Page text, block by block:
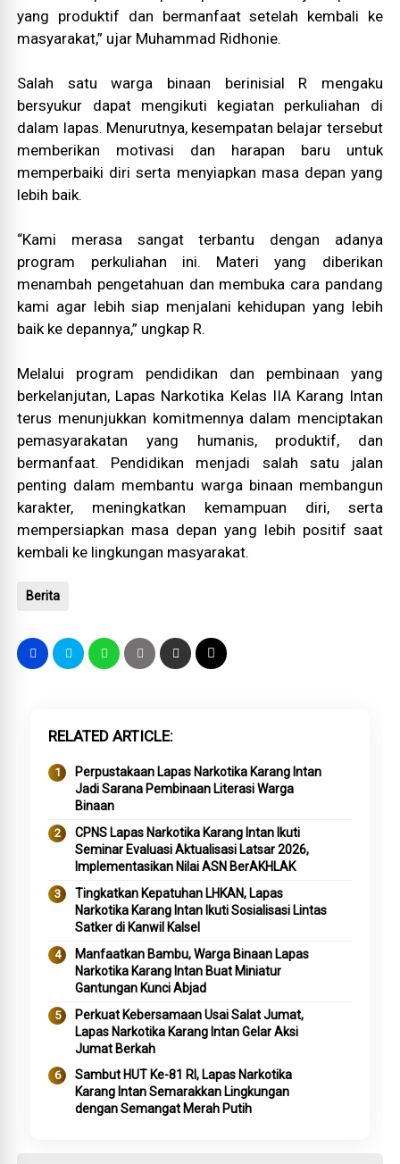
yang produktif dan bermanfaat setelah kembali ke
masyarakat,” ujar Muhammad Ridhonie.
Salah satu warga binaan berinisial R mengaku
bersyukur dapat mengikuti kegiatan perkuliahan di
dalam lapas. Menurutnya, kesempatan belajar tersebut
memberikan motivasi dan harapan baru untuk
memperbaiki diri serta menyiapkan masa depan yang
lebih baik.
“Kami merasa sangat terbantu dengan adanya
program perkuliahan ini. Materi yang diberikan
menambah pengetahuan dan membuka cara pandang
kami agar lebih siap menjalani kehidupan yang lebih
baik ke depannya,” ungkap R.
Melalui program pendidikan dan pembinaan yang
berkelanjutan, Lapas Narkotika Kelas IIA Karang Intan
terus menunjukkan komitmennya dalam menciptakan
pemasyarakatan yang humanis, produktif, dan
bermanfaat. Pendidikan menjadi salah satu jalan
penting dalam membantu warga binaan membangun
karakter, meningkatkan kemampuan diri, serta
mempersiapkan masa depan yang lebih positif saat
kembali ke lingkungan masyarakat.
Berita
RELATED ARTICLE
Perpustakaan Lapas Narkotika Karang Intan
Jadi Sarana Pembinaan Literasi Warga
Binaan
CPNS Lapas Narkotika Karang Intan Ikuti
Seminar Evaluasi Aktualisasi Latsar 2026,
Implementasikan Nilai ASN BerAKHLAK
Tingkatkan Kepatuhan LHKAN, Lapas
Narkotika Karang Intan Ikuti Sosialisasi Lintas
Satker di Kanwil Kalsel
Manfaatkan Bambu, Warga Binaan Lapas
Narkotika Karang Intan Buat Miniatur
Gantungan Kunci Abjad
Perkuat Kebersamaan Usai Salat Jumat,
Lapas Narkotika Karang Intan Gelar Aksi
Jumat Berkah
Sambut HUT Ke-81 RI, Lapas Narkotika
Karang Intan Semarakkan Lingkungan
dengan Semangat Merah Putih